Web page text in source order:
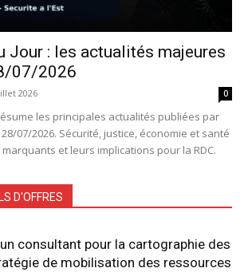
Jour : les actualités majeures
07/2026
2026 0
les principales actualités publiées par
07/2026. Sécurité, justice, économie et santé
et leurs implications pour la RDC.
D'OFFRES
consultant pour la cartographie des
de mobilisation des ressources